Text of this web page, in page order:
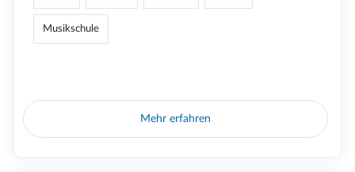
Musikschule
Mehr erfahren